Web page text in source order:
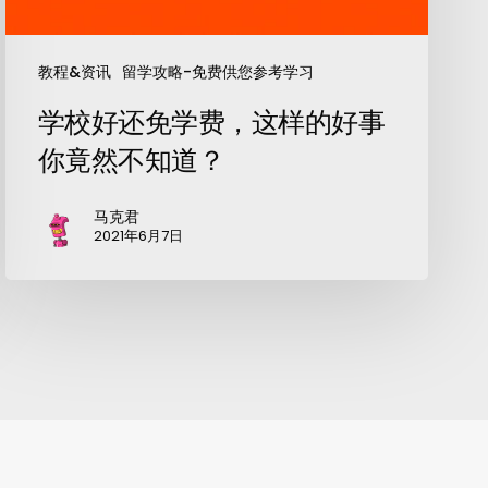
教程&资讯 留学攻略-免费供您参考学习
学校好还免学费，这样的好事
你竟然不知道？
马克君
2021年6月7日